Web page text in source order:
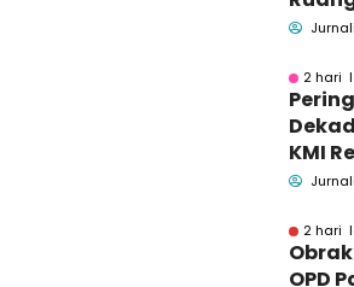
2 hari
KMI
2 hari
OPD